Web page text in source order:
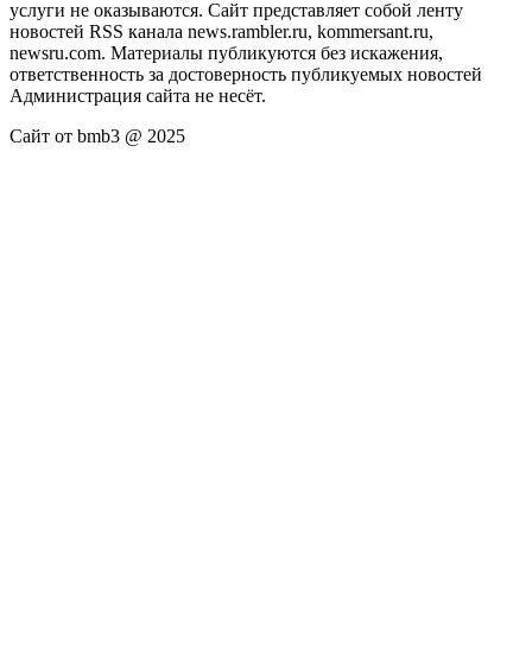
услуги не оказываются. Сайт представляет собой ленту
новостей RSS канала news.rambler.ru, kommersant.ru,
newsru.com. Материалы публикуются без искажения,
ответственность за достоверность публикуемых новостей
Администрация сайта не несёт.
Сайт от bmb3 @ 2025